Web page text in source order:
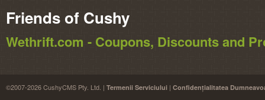
Friends of Cushy
Wethrift.com - Coupons, Discounts and
©2007-2026 CushyCMS Pty. Ltd. | Termenii Serviciului | Confidențialitatea